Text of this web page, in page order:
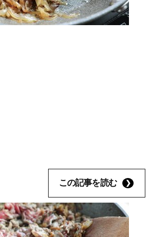
この記事を読む